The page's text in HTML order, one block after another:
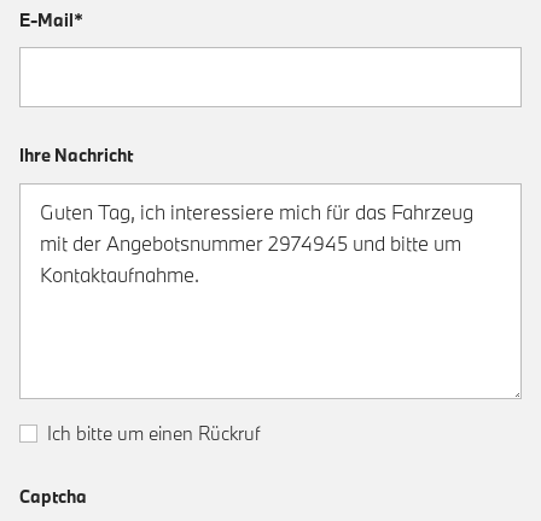
E-Mail*
Ihre Nachricht
Ich bitte um einen Rückruf
Captcha